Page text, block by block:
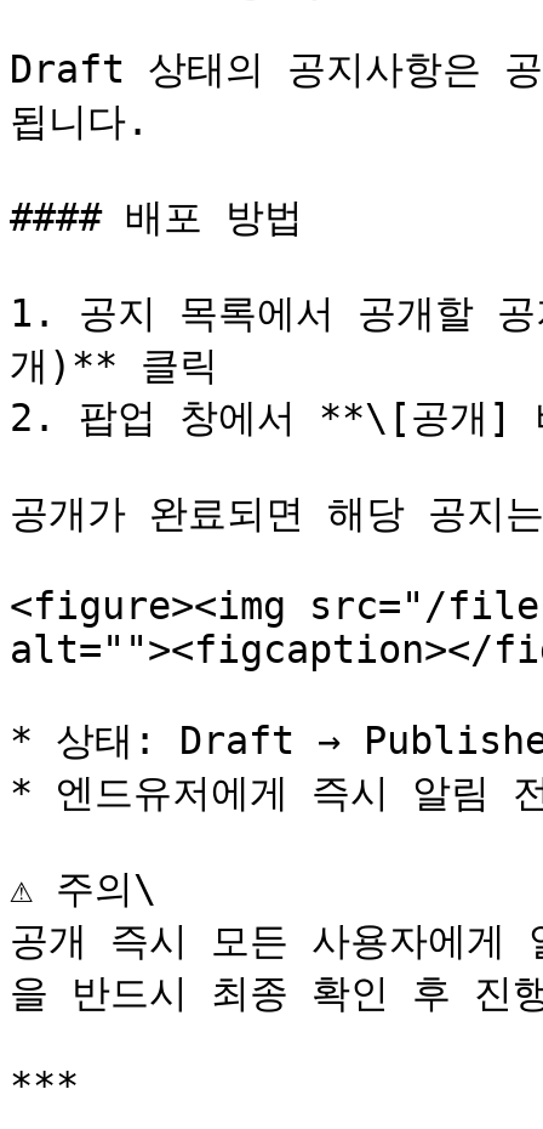
Draft 상태의 공지사항은
됩니다.
#### 배포 방법
1. 공지 목록에서 공개할
개)** 클릭
2. 팝업 창에서 **\[공개]
공개가 완료되면 해당 공지
<figure><img src="/files/
alt=""><figcaption></
* 상태: Draft →
* 엔드유저에게 즉시 알림
⚠️ 주의\
공개 즉시 모든 사용자에게
을 반드시 최종 확인 후 진
***